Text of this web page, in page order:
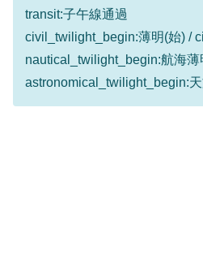
transit:子午線通過
civil_twilight_begin:薄明(始) /
nautical_twilight_begin:航海
astronomical_twilight_begin: